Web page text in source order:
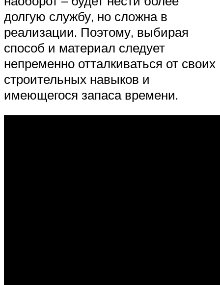
долгую службу, но сложна в
реализации. Поэтому, выбирая
способ и материал следует
непременно отталкиваться от своих
строительных навыков и
имеющегося запаса времени.